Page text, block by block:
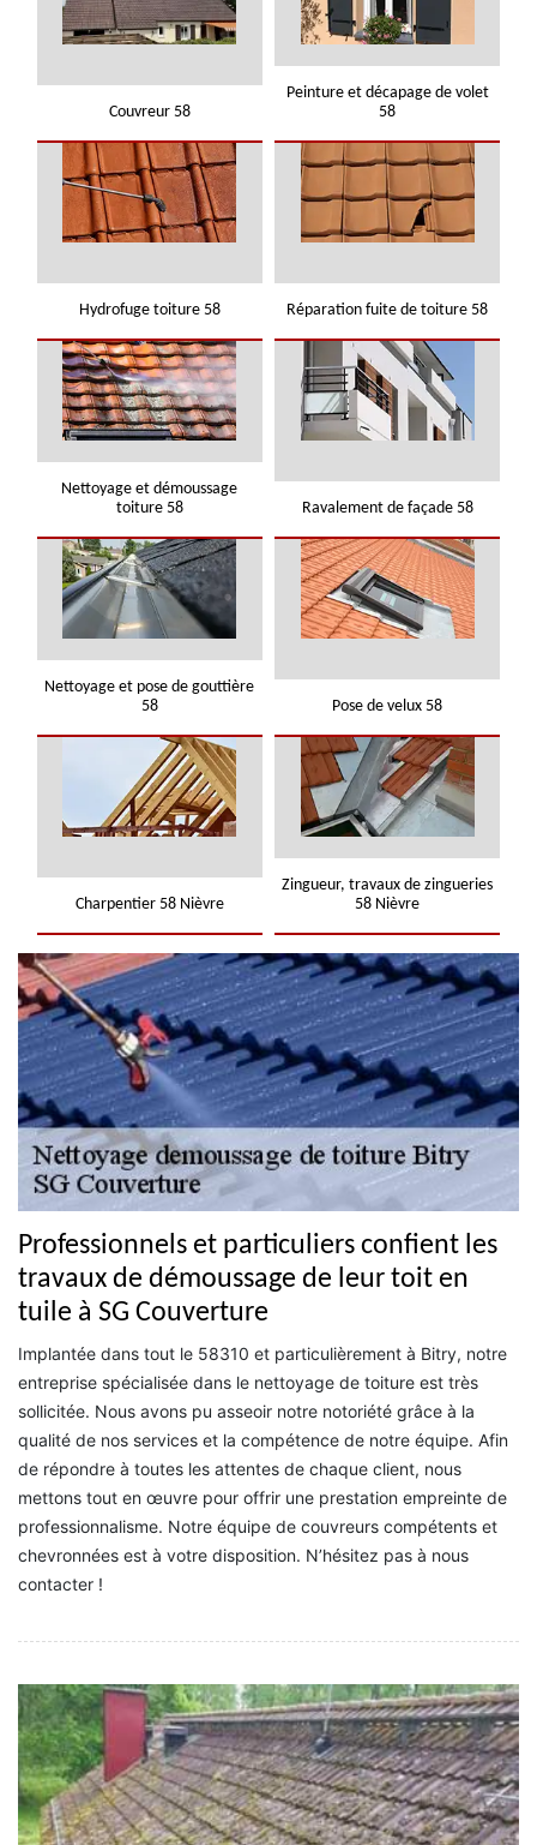
Couvreur 58
Peinture et décapage de volet
58
Hydrofuge toiture 58 Réparation fuite de toiture 58
Nettoyage et démoussage
toiture 58
Ravalement de façade 58
Nettoyage et pose de gouttière
58
Pose de velux 58
Charpentier 58 Nièvre
Zingueur, travaux de zingueries
58 Nièvre
Professionnels et particuliers confient les
travaux de démoussage de leur toit en
tuile à SG Couverture
Implantée dans tout le 58310 et particulièrement à Bitry, notre
entreprise spécialisée dans le nettoyage de toiture est très
sollicitée. Nous avons pu asseoir notre notoriété grâce à la
qualité de nos services et la compétence de notre équipe. Afin
de répondre à toutes les attentes de chaque client, nous
mettons tout en œuvre pour offrir une prestation empreinte de
professionnalisme. Notre équipe de couvreurs compétents et
chevronnées est à votre disposition. N’hésitez pas à nous
contacter !